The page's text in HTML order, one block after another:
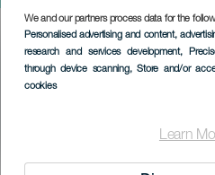
We and our partners process data for the
Personalised advertising and content,
research and services development,
through device scanning, Store and/or
cookies
Learn
Imagen
Listado